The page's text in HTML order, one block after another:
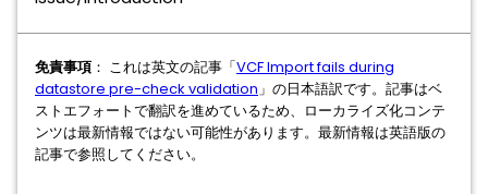
免責事項 ： これは英文の記事「VCF Import fails during
datastore pre-check validation」の日本語訳です。記事はベ
ストエフォートで翻訳を進めているため、ローカライズ化コンテ
ンツは最新情報ではない可能性があります。最新情報は英語版の
記事で参照してください。